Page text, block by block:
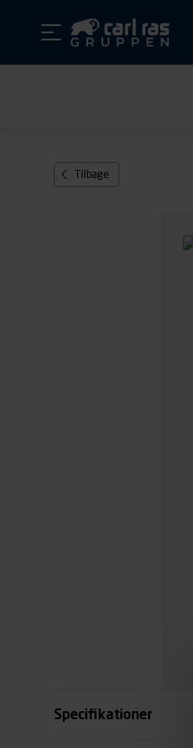
Tilbage
Specifikationer